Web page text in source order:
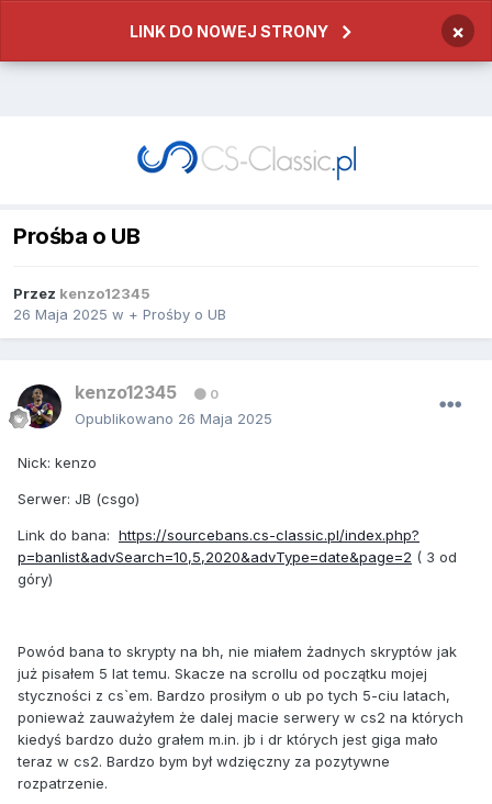
LINK DO NOWEJ STRONY ×
Prośba o UB
Przez kenzo12345
26 Maja 2025 w + Prośby o UB
kenzo12345 0
Opublikowano 26 Maja 2025
Nick: kenzo
Serwer: JB (csgo)
Link do bana: https://sourcebans.cs-classic.pl/index.php?
p=banlist&advSearch=10,5,2020&advType=date&page=2 ( 3 od
góry)
Powód bana to skrypty na bh, nie miałem żadnych skryptów jak
już pisałem 5 lat temu. Skacze na scrollu od początku mojej
styczności z cs`em. Bardzo prosiłym o ub po tych 5-ciu latach,
ponieważ zauważyłem że dalej macie serwery w cs2 na których
kiedyś bardzo dużo grałem m.in. jb i dr których jest giga mało
teraz w cs2. Bardzo bym był wdzięczny za pozytywne
rozpatrzenie.